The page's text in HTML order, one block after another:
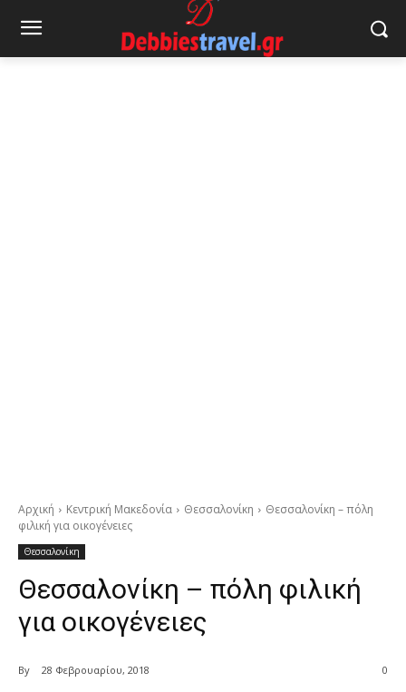
Αρχική Κεντρική Μακεδονία Θεσσαλονίκη
Θεσσαλονίκη – πόλη
φιλική για οικογένειες
Θεσσαλονίκη
Θεσσαλονίκη – πόλη φιλική
για οικογένειες
By 28 Φεβρουαρίου, 2018 0